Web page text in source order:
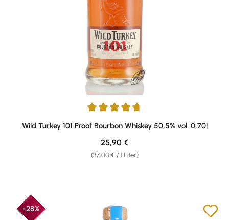
Durchschnittliche Bewertung von 4.75 von 5 Sternen
Wild Turkey 101 Proof Bourbon Whiskey 50,5% vol. 0,70l
(37,00 € / 1 Liter)
Regulärer Preis:
25,90 €
-28%